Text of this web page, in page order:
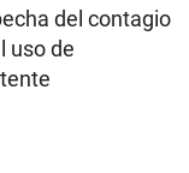
del contagio
uso de